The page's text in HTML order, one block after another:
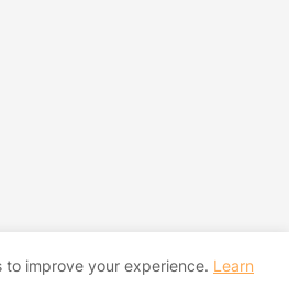
to improve your experience. Learn